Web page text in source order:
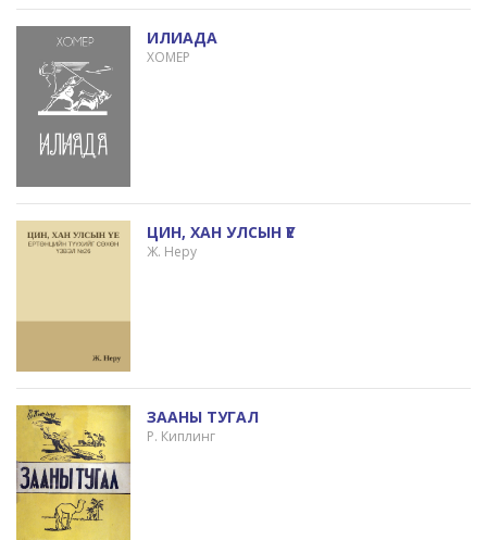
ИЛИАДА
ХОМЕР
ЦИН, ХАН УЛСЫН ҮЕ
Ж. Неру
ЗААНЫ ТУГАЛ
Р. Киплинг